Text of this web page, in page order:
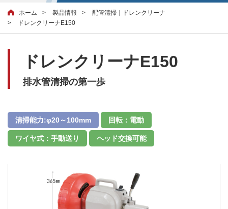
ホーム 製品情報
配管清掃｜ドレンクリーナ
ドレンクリーナE150
ドレンクリーナE150
排水管清掃の第一歩
清掃能力:φ20～100mm 回転：電動
ワイヤ式：手動送り ヘッド交換可能